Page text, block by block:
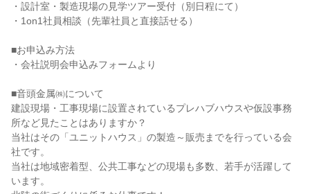
・設計室・製造現場の見学ツアー受付（別日程にて）
・1on1社員相談（先輩社員と直接話せる）
■お申込み方法
・会社説明会申込みフォームより
■音頭金属㈱について
建設現場・工事現場に設置されているプレハブハウスや仮設事務
所など見たことはありますか？
当社はその「ユニットハウス」の製造～販売までを行っている会
社です。
当社は地域密着型、公共工事などの現場も多数、若手が活躍して
います。